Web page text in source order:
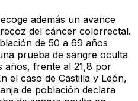
además un avance
del cáncer colorrectal.
de 50 a 69 años
prueba de sangre oculta
años, frente al 21,8 por
el caso de Castilla y León,
de población declara